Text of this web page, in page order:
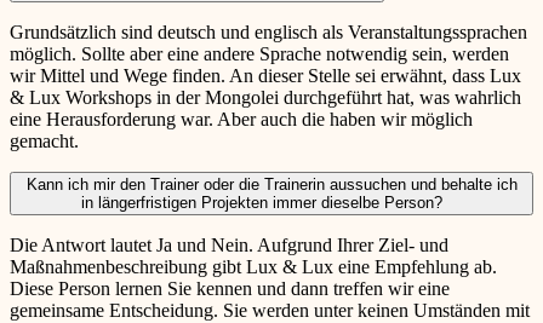
Grundsätzlich sind deutsch und englisch als Veranstaltungssprachen
möglich. Sollte aber eine andere Sprache notwendig sein, werden
wir Mittel und Wege finden. An dieser Stelle sei erwähnt, dass Lux
& Lux Workshops in der Mongolei durchgeführt hat, was wahrlich
eine Herausforderung war. Aber auch die haben wir möglich
gemacht.
Kann ich mir den Trainer oder die Trainerin aussuchen und behalte ich
in längerfristigen Projekten immer dieselbe Person?
Die Antwort lautet Ja und Nein. Aufgrund Ihrer Ziel- und
Maßnahmenbeschreibung gibt Lux & Lux eine Empfehlung ab.
Diese Person lernen Sie kennen und dann treffen wir eine
gemeinsame Entscheidung. Sie werden unter keinen Umständen mit